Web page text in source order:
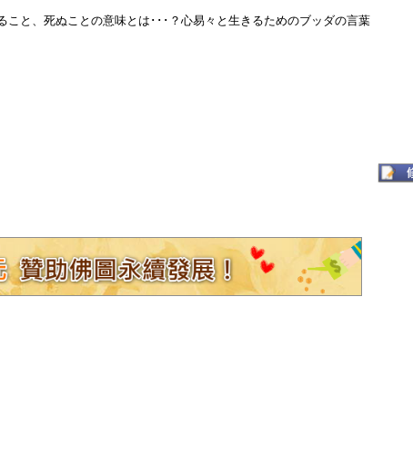
こと、死ぬことの意味とは･･･？心易々と生きるためのブッダの言葉